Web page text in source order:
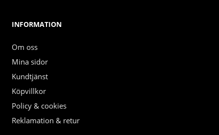
INFORMATION
Om oss
Mina sidor
Kundtjänst
Köpvillkor
Policy & cookies
Reklamation & retur